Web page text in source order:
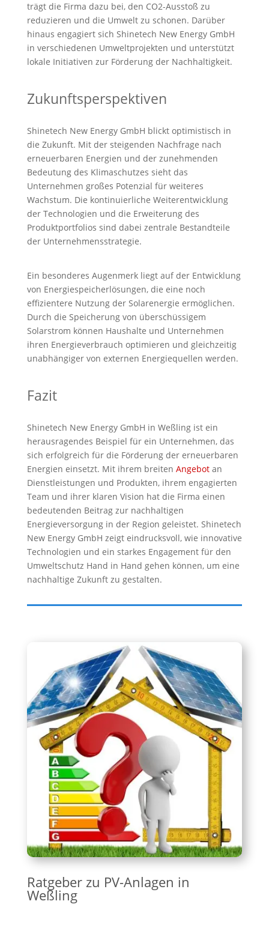
trägt die Firma dazu bei, den CO2-Ausstoß zu
reduzieren und die Umwelt zu schonen. Darüber
hinaus engagiert sich Shinetech New Energy GmbH
in verschiedenen Umweltprojekten und unterstützt
lokale Initiativen zur Förderung der Nachhaltigkeit.
Zukunftsperspektiven
Shinetech New Energy GmbH blickt optimistisch in
die Zukunft. Mit der steigenden Nachfrage nach
erneuerbaren Energien und der zunehmenden
Bedeutung des Klimaschutzes sieht das
Unternehmen großes Potenzial für weiteres
Wachstum. Die kontinuierliche Weiterentwicklung
der Technologien und die Erweiterung des
Produktportfolios sind dabei zentrale Bestandteile
der Unternehmensstrategie.
Ein besonderes Augenmerk liegt auf der Entwicklung
von Energiespeicherlösungen, die eine noch
effizientere Nutzung der Solarenergie ermöglichen.
Durch die Speicherung von überschüssigem
Solarstrom können Haushalte und Unternehmen
ihren Energieverbrauch optimieren und gleichzeitig
unabhängiger von externen Energiequellen werden.
Fazit
Shinetech New Energy GmbH in Weßling ist ein
herausragendes Beispiel für ein Unternehmen, das
sich erfolgreich für die Förderung der erneuerbaren
Energien einsetzt. Mit ihrem breiten Angebotan
Dienstleistungen und Produkten, ihrem engagierten
Team und ihrer klaren Vision hat die Firma einen
bedeutenden Beitrag zur nachhaltigen
Energieversorgung in der Region geleistet. Shinetech
New Energy GmbH zeigt eindrucksvoll, wie innovative
Technologien und ein starkes Engagement für den
Umweltschutz Hand in Hand gehen können, um eine
nachhaltige Zukunft zu gestalten.
Ratgeber zu PV-Anlagen in
Weßling